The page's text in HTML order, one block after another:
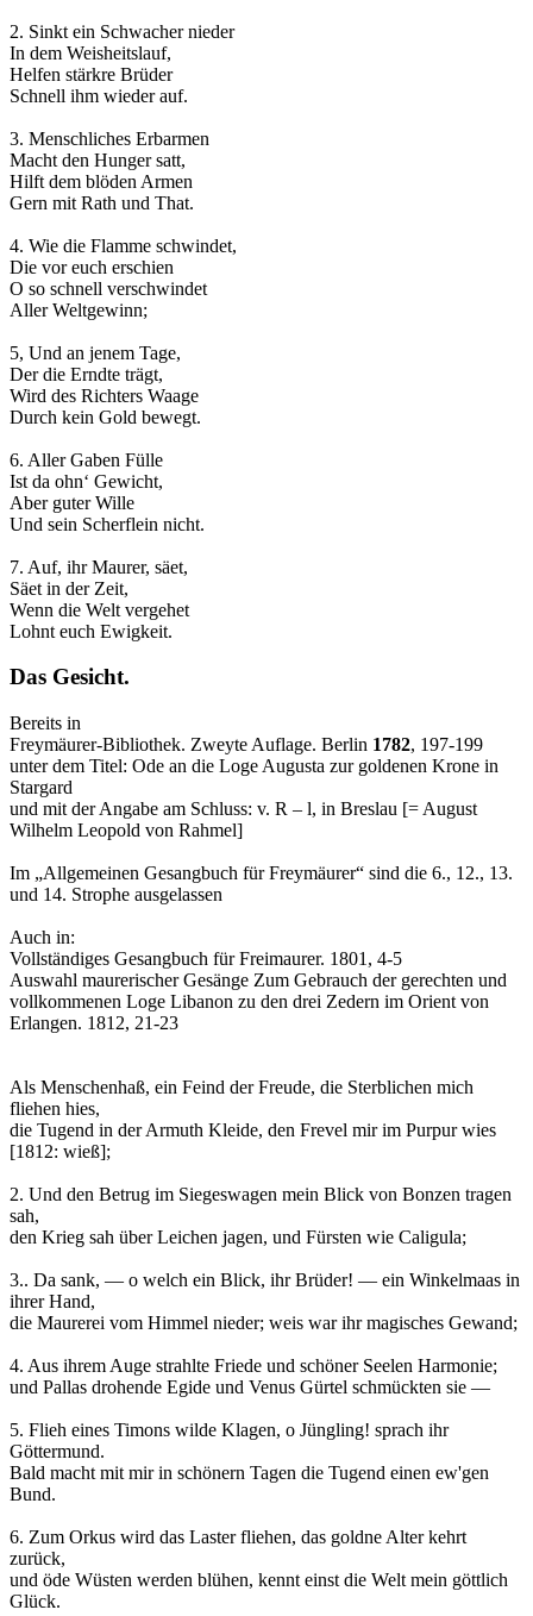
2. Sinkt ein Schwacher nieder
In dem Weisheitslauf,
Helfen stärkre Brüder
Schnell ihm wieder auf.
3. Menschliches Erbarmen
Macht den Hunger satt,
Hilft dem blöden Armen
Gern mit Rath und That.
4. Wie die Flamme schwindet,
Die vor euch erschien
O so schnell verschwindet
Aller Weltgewinn;
5, Und an jenem Tage,
Der die Erndte trägt,
Wird des Richters Waage
Durch kein Gold bewegt.
6. Aller Gaben Fülle
Ist da ohn‘ Gewicht,
Aber guter Wille
Und sein Scherflein nicht.
7. Auf, ihr Maurer, säet,
Säet in der Zeit,
Wenn die Welt vergehet
Lohnt euch Ewigkeit.
Das Gesicht.
Bereits in
Freymäurer-Bibliothek. Zweyte Auflage. Berlin 1782, 197-199
unter dem Titel: Ode an die Loge Augusta zur goldenen Krone in
Stargard
und mit der Angabe am Schluss: v. R – l, in Breslau [= August
Wilhelm Leopold von Rahmel]
Im „Allgemeinen Gesangbuch für Freymäurer“ sind die 6., 12., 13.
und 14. Strophe ausgelassen
Auch in:
Vollständiges Gesangbuch für Freimaurer. 1801, 4-5
Auswahl maurerischer Gesänge Zum Gebrauch der gerechten und
vollkommenen Loge Libanon zu den drei Zedern im Orient von
Erlangen. 1812, 21-23
Als Menschenhaß, ein Feind der Freude, die Sterblichen mich
fliehen hies,
die Tugend in der Armuth Kleide, den Frevel mir im Purpur wies
[1812: wieß];
2. Und den Betrug im Siegeswagen mein Blick von Bonzen tragen
sah,
den Krieg sah über Leichen jagen, und Fürsten wie Caligula;
3.. Da sank, — o welch ein Blick, ihr Brüder! — ein Winkelmaas in
ihrer Hand,
die Maurerei vom Himmel nieder; weis war ihr magisches Gewand;
4. Aus ihrem Auge strahlte Friede und schöner Seelen Harmonie;
und Pallas drohende Egide und Venus Gürtel schmückten sie —
5. Flieh eines Timons wilde Klagen, o Jüngling! sprach ihr
Göttermund.
Bald macht mit mir in schönern Tagen die Tugend einen ew'gen
Bund.
6. Zum Orkus wird das Laster fliehen, das goldne Alter kehrt
zurück,
und öde Wüsten werden blühen, kennt einst die Welt mein göttlich
Glück.